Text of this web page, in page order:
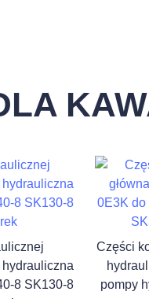
8 SK130-8
Części
pompy